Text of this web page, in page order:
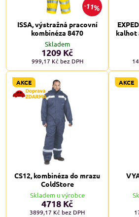
11%
ISSA, výstražná pracovní
kombinéza 8470
Skladem
1209 Kč
999,17 Kč bez DPH
kalhot
AKCE
CS12, kombinéza do mrazu
ColdStore
Skladem u výrobce
4718 Kč
3899,17 Kč bez DPH
AKCE